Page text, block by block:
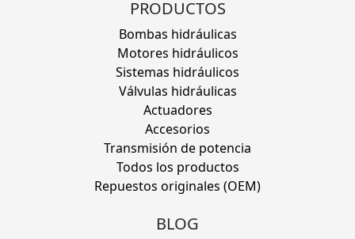
PRODUCTOS
Bombas hidráulicas
Motores hidráulicos
Sistemas hidráulicos
Válvulas hidráulicas
Actuadores
Accesorios
Transmisión de potencia
Todos los productos
Repuestos originales (OEM)
BLOG